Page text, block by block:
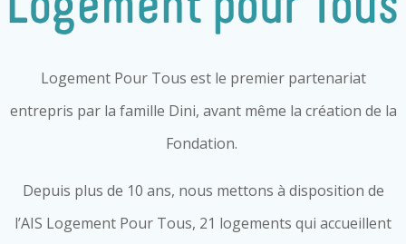
Logement Pour Tous est le premier partenariat
entrepris par la famille Dini, avant même la création de la
Fondation.
Depuis plus de 10 ans, nous mettons à disposition de
l’AIS Logement Pour Tous, 21 logements qui accueillent